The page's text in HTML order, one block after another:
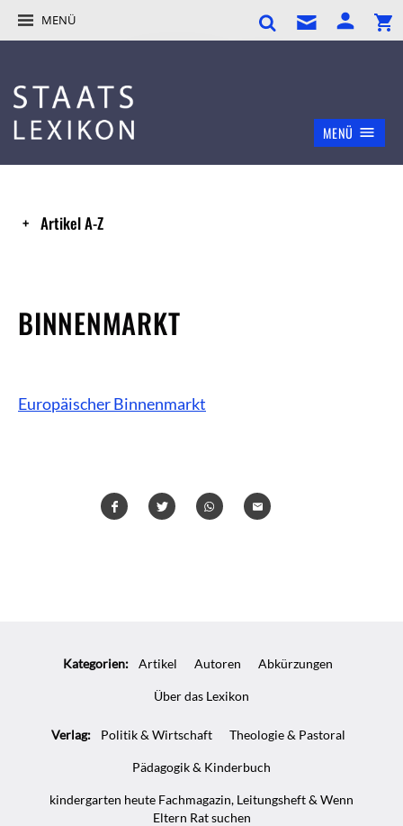
MENÜ
MENÜ
Artikel A-Z
BINNENMARKT
Europäischer Binnenmarkt
InfosKategorien: Artikel Autoren Abkürzungen
Über das Lexikon
Verlag: Politik & Wirtschaft Theologie & Pastoral
Pädagogik & Kinderbuch
kindergarten heute Fachmagazin, Leitungsheft & Wenn
Eltern Rat suchen